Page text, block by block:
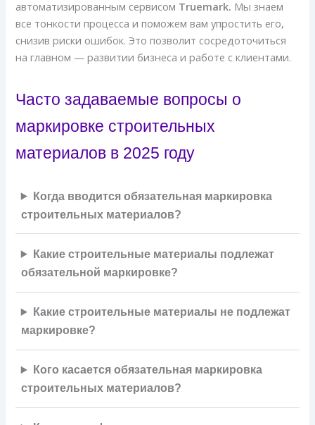
автоматизированным сервисом Truemark. Мы знаем
все тонкости процесса и поможем вам упростить его,
снизив риски ошибок. Это позволит сосредоточиться
на главном — развитии бизнеса и работе с клиентами.
Часто задаваемые вопросы о
маркировке строительных
материалов в 2025 году
Когда вводится обязательная маркировка
строительных материалов?
Какие строительные материалы подлежат
обязательной маркировке?
Какие строительные материалы не подлежат
маркировке?
Кого касается обязательная маркировка
строительных материалов?